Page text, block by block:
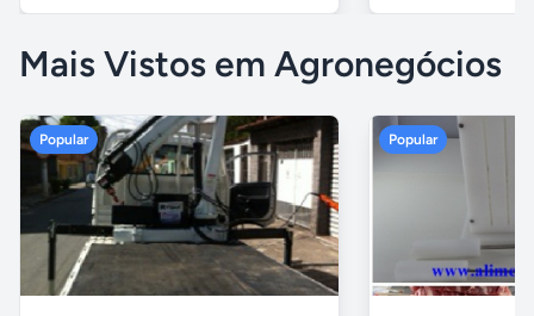
Mais Vistos em Agronegócios
Popular Popular